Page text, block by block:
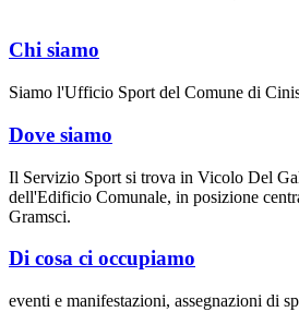
Chi siamo
Siamo l'Ufficio Sport del Comune di
Dove siamo
Il Servizio Sport si trova in Vicolo Del
dell'Edificio Comunale, in posizione
Gramsci.
Di cosa ci occupiamo
eventi e manifestazioni, assegnazioni di